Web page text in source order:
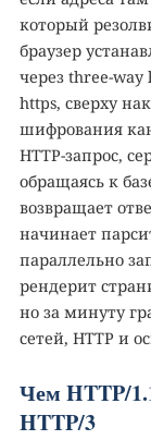
который
браузер
через three-way
https, сверху
шифрования
HTTP-запрос,
обращаясь к
возвращает
начинает
параллельно
рендерит
но за минуту
сетей, HTTP и
Чем HTTP/
HTTP/3